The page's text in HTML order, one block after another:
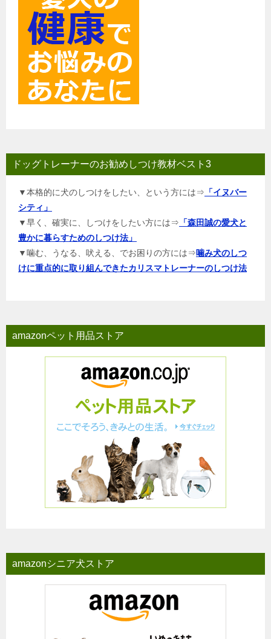
ドッグトレーナーのお勧めしつけ教材ベスト3
▼本格的に犬のしつけをしたい、という方には⇒ 「イヌバー
シティ」
▼早く、確実に、しつけをしたい方には⇒ 「森田誠の愛犬と
豊かに暮らすためのしつけ法」
▼噛む、うなる、吠える、でお困りの方には⇒噛み犬のしつ
けに重点的に取り組んできたカリスマトレーナーのしつけ法
amazonペット用品ストア
amazonシニア犬ストア